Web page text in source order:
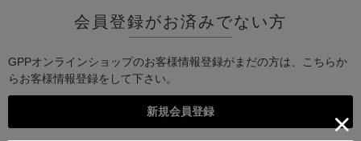
会員登録がお済みでない方
GPPオンラインショップのお客様情報登録がまだの方は、こちらか
らお客様情報登録をして下さい。